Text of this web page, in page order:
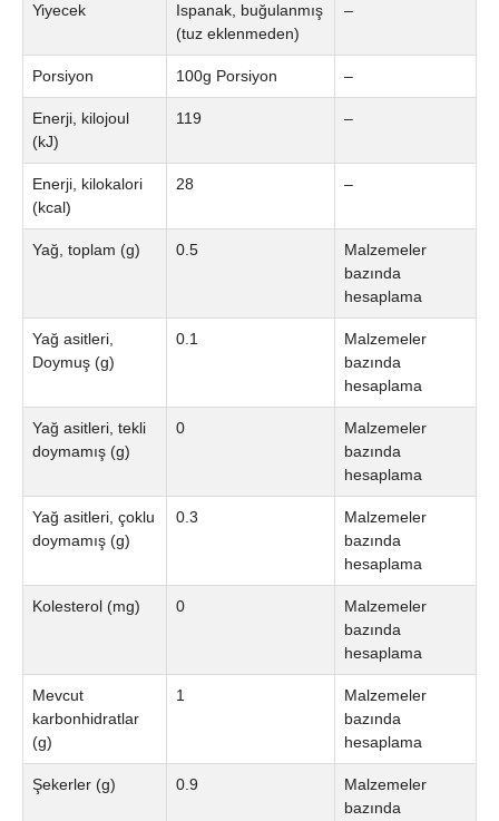
Yiyecek
Ispanak, buğulanmış
(tuz eklenmeden)
–
Porsiyon 100g Porsiyon –
Enerji, kilojoul
(kJ)
119 –
Enerji, kilokalori
(kcal)
28 –
Yağ, toplam (g) 0.5
Malzemeler
bazında
hesaplama
Yağ asitleri,
Doymuş (g)
0.1
Malzemeler
bazında
hesaplama
Yağ asitleri, tekli
doymamış (g)
0
Malzemeler
bazında
hesaplama
Yağ asitleri, çoklu
doymamış (g)
0.3
Malzemeler
bazında
hesaplama
Kolesterol (mg) 0
Malzemeler
bazında
hesaplama
Mevcut
karbonhidratlar
(g)
1
Malzemeler
bazında
hesaplama
Şekerler (g) 0.9
Malzemeler
bazında